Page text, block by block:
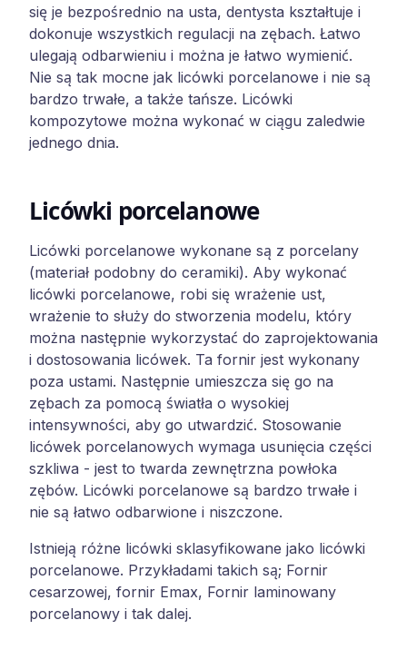
się je bezpośrednio na usta, dentysta kształtuje i
dokonuje wszystkich regulacji na zębach. Łatwo
ulegają odbarwieniu i można je łatwo wymienić.
Nie są tak mocne jak licówki porcelanowe i nie są
bardzo trwałe, a także tańsze. Licówki
kompozytowe można wykonać w ciągu zaledwie
jednego dnia.
Licówki porcelanowe
Licówki porcelanowe wykonane są z porcelany
(materiał podobny do ceramiki). Aby wykonać
licówki porcelanowe, robi się wrażenie ust,
wrażenie to służy do stworzenia modelu, który
można następnie wykorzystać do zaprojektowania
i dostosowania licówek. Ta fornir jest wykonany
poza ustami. Następnie umieszcza się go na
zębach za pomocą światła o wysokiej
intensywności, aby go utwardzić. Stosowanie
licówek porcelanowych wymaga usunięcia części
szkliwa - jest to twarda zewnętrzna powłoka
zębów. Licówki porcelanowe są bardzo trwałe i
nie są łatwo odbarwione i niszczone.
Istnieją różne licówki sklasyfikowane jako licówki
porcelanowe. Przykładami takich są; Fornir
cesarzowej, fornir Emax, Fornir laminowany
porcelanowy i tak dalej.